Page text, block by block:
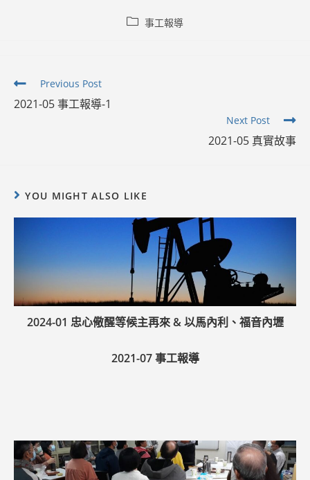
Post事工報導
Read
articles
Previous Post
2021-05 事工報導-1
Next Post
2021-05 真實故事
YOU MIGHT ALSO LIKE
2024-01 忠心儆醒等候主再來 & 以馬內利、福音內壢
2021-07 事工報導